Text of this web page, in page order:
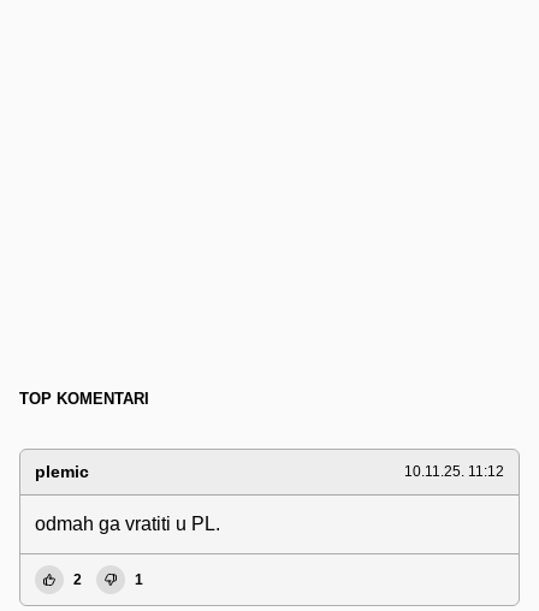
TOP KOMENTARI
plemic 10.11.25. 11:12
odmah ga vratiti u PL.
2 1